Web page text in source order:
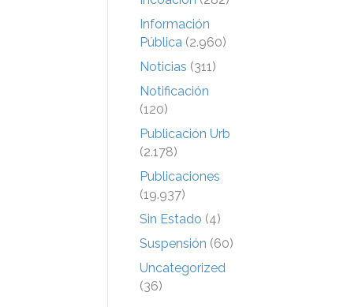
Información
Pública (2.960)
Noticias (311)
Notificación
(120)
Publicación Urb
(2.178)
Publicaciones
(19.937)
Sin Estado (4)
Suspensión (60)
Uncategorized
(36)